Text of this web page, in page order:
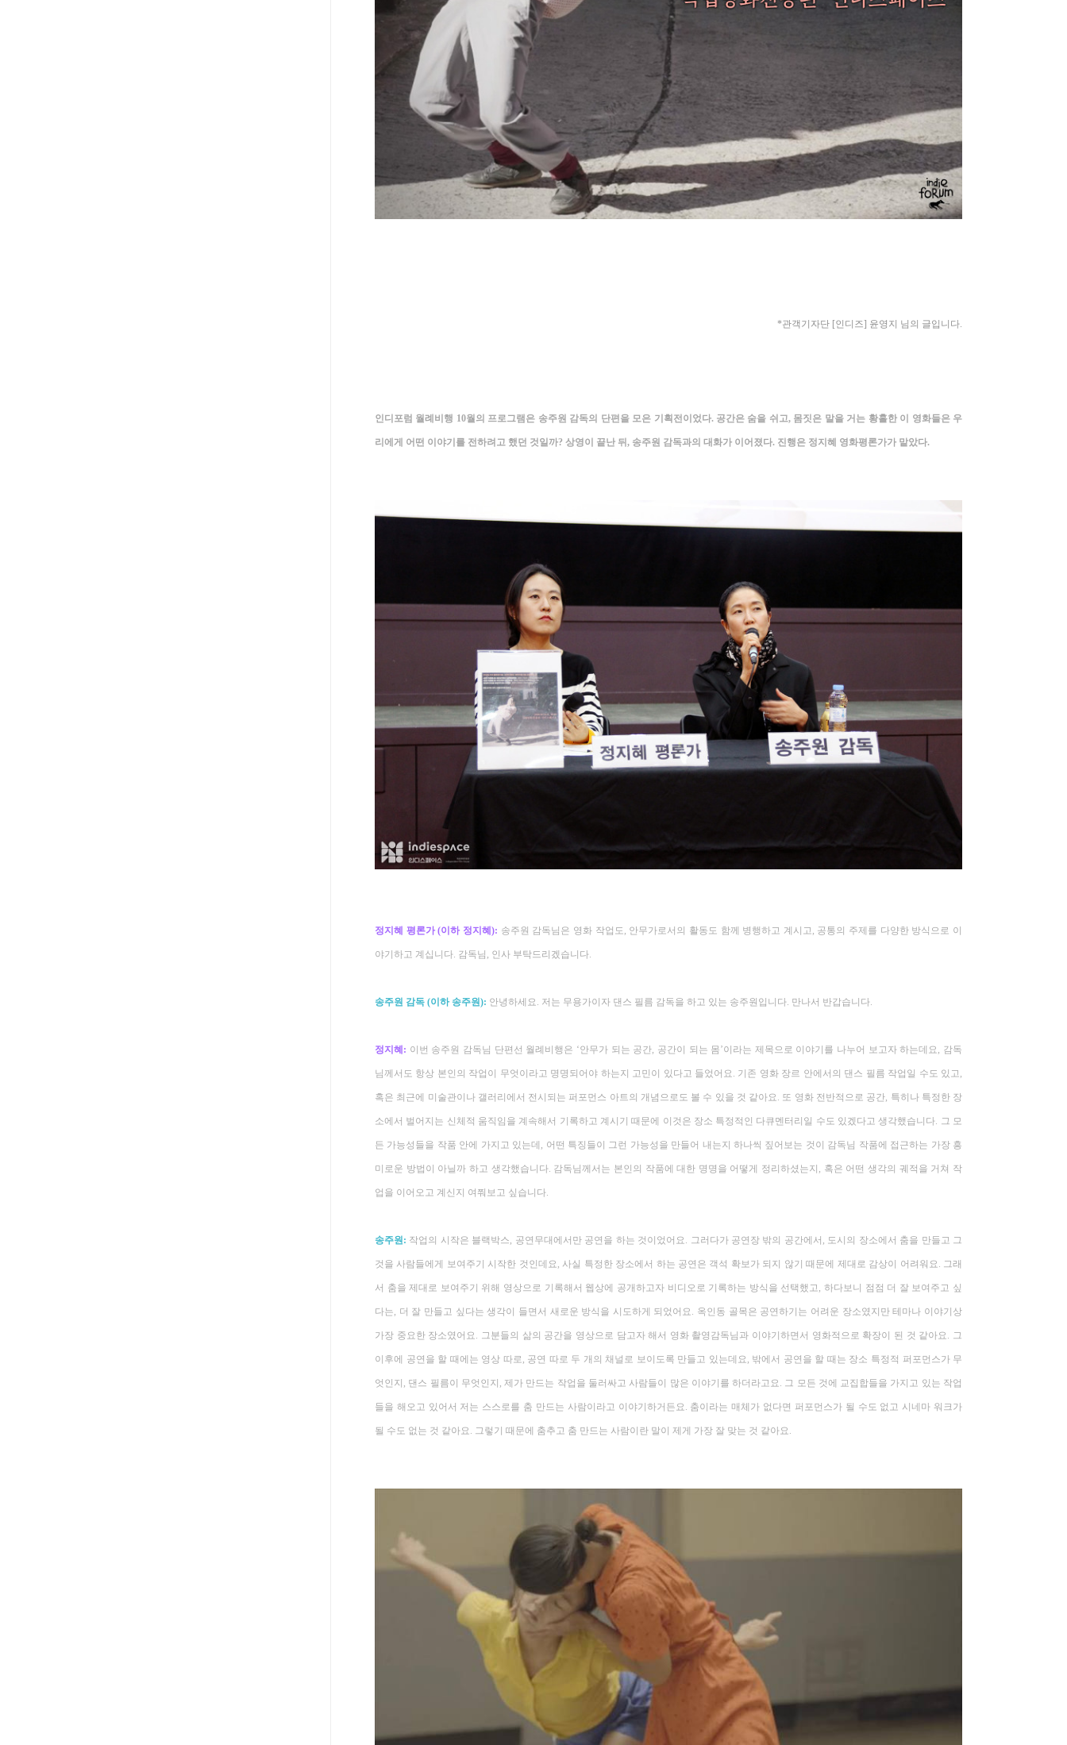
*관객기자단 [인디즈] 윤영지 님의 글입니다.
인디포럼 월례비행 10월의 프로그램은 송주원 감독의 단편을 모은 기획전이었다. 공간은 숨을 쉬고, 몸짓은 말을 거는 황홀한 이 영화들은 우
리에게 어떤 이야기를 전하려고 했던 것일까? 상영이 끝난 뒤 , 송주원 감독과의 대화가 이어졌다. 진행은 정지혜 영화평론가가 맡았다.
정지혜 평론가(이하 정지혜 ): 송주원 감독님은 영화 작업도, 안무가로서의 활동도 함께 병행하고 계시고, 공통의 주제를 다양한 방식으로 이
야기하고 계십니다. 감독님 , 인사 부탁드리겠습니다.
송주원 감독 (이하 송주원): 안녕하세요 . 저는 무용가이자 댄스 필름 감독을 하고 있는 송주원입니다. 만나서 반갑습니다.
정지혜 : 이번 송주원 감독님 단편선 월례비행은 ‘안무가 되는 공간, 공간이 되는 몸’이라는 제목으로 이야기를 나누어 보고자 하는데요 , 감독
님께서도 항상 본인의 작업이 무엇이라고 명명되어야 하는지 고민이 있다고 들었어요 . 기존 영화 장르 안에서의 댄스 필름 작업일 수도 있고,
혹은 최근에 미술관이나 갤러리에서 전시되는 퍼포먼스 아트의 개념으로도 볼 수 있을 것 같아요 . 또 영화 전반적으로 공간, 특히나 특정한 장
소에서 벌어지는 신체적 움직임을 계속해서 기록하고 계시기 때문에 이것은 장소 특정적인 다큐멘터리일 수도 있겠다고 생각했습니다. 그 모
든 가능성들을 작품 안에 가지고 있는데 , 어떤 특징들이 그런 가능성을 만들어 내는지 하나씩 짚어보는 것이 감독님 작품에 접근하는 가장 흥
미로운 방법이 아닐까 하고 생각했습니다. 감독님께서는 본인의 작품에 대한 명명을 어떻게 정리하셨는지 , 혹은 어떤 생각의 궤적을 거쳐 작
업을 이어오고 계신지 여쭤보고 싶습니다.
송주원: 작업의 시작은 블랙박스, 공연무대에서만 공연을 하는 것이었어요 . 그러다가 공연장 밖의 공간에서 , 도시의 장소에서 춤을 만들고 그
것을 사람들에게 보여주기 시작한 것인데요 , 사실 특정한 장소에서 하는 공연은 객석 확보가 되지 않기 때문에 제대로 감상이 어려워요 . 그래
서 춤을 제대로 보여주기 위해 영상으로 기록해서 웹상에 공개하고자 비디오로 기록하는 방식을 선택했고, 하다보니 점점 더 잘 보여주고 싶
다는, 더 잘 만들고 싶다는 생각이 들면서 새로운 방식을 시도하게 되었어요 . 옥인동 골목은 공연하기는 어려운 장소였지만 테마나 이야기상
가장 중요한 장소였어요 . 그분들의 삶의 공간을 영상으로 담고자 해서 영화 촬영감독님과 이야기하면서 영화적으로 확장이 된 것 같아요 . 그
이후에 공연을 할 때에는 영상 따로, 공연 따로 두 개의 채널로 보이도록 만들고 있는데요 , 밖에서 공연을 할 때는 장소 특정적 퍼포먼스가 무
엇인지 , 댄스 필름이 무엇인지 ,제가 만드는 작업을 둘러싸고 사람들이 많은 이야기를 하더라고요 . 그 모든 것에 교집합들을 가지고 있는 작업
들을 해오고 있어서 저는 스스로를 춤 만드는 사람이라고 이야기하거든요. 춤이라는 매체가 없다면 퍼포먼스가 될 수도 없고 시네마 워크가
될 수도 없는 것 같아요 . 그렇기 때문에 춤추고 춤 만드는 사람이란 말이 제게 가장 잘 맞는 것 같아요 .